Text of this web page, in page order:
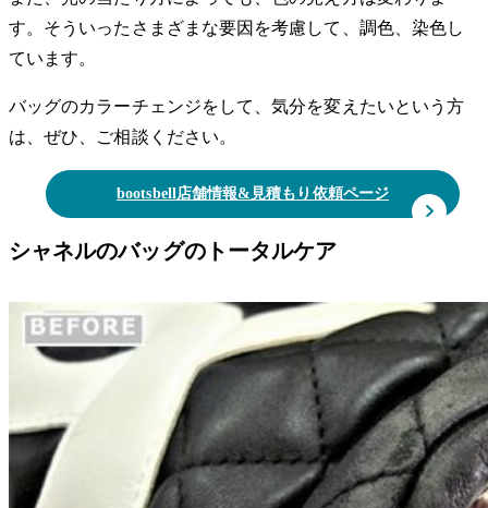
す。そういったさまざまな要因を考慮して、調色、染色し
ています。
バッグのカラーチェンジをして、気分を変えたいという方
は、ぜひ、ご相談ください。
bootsbell店舗情報&見積もり依頼ページ
シャネルのバッグのトータルケア